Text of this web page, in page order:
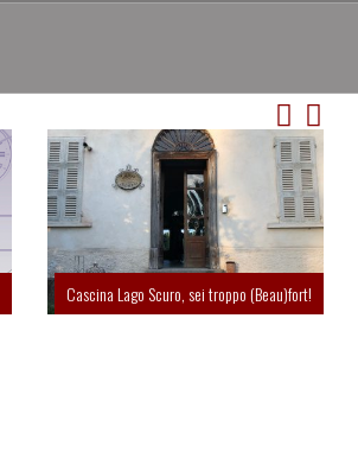
Cascina Lago Scuro, sei troppo (Beau)fort!